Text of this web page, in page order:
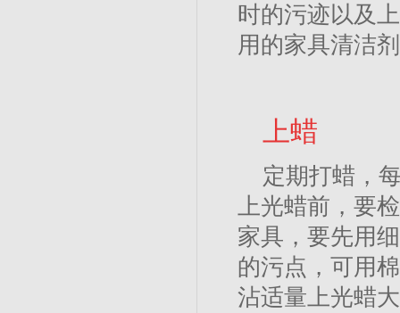
时的污迹以及
用的家具清洁
上蜡
定期打蜡，
上光蜡前，要
家具，要先用
的污点，可用
沾适量上光蜡